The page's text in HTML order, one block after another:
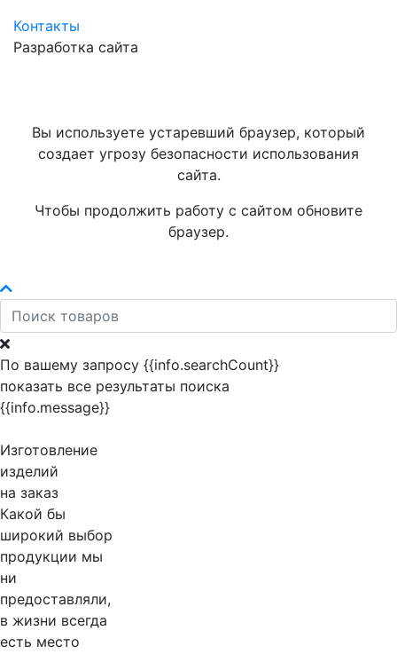
Контакты
Разработка сайта
Вы используете устаревший браузер, который
создает угрозу безопасности использования
сайта.
Чтобы продолжить работу с сайтом обновите
браузер.
По вашему запросу {{info.searchCount}}
показать все результаты поиска
{{info.message}}
Изготовление
изделий
на заказ
Какой бы
широкий выбор
продукции мы
ни
предоставляли,
в жизни всегда
есть место